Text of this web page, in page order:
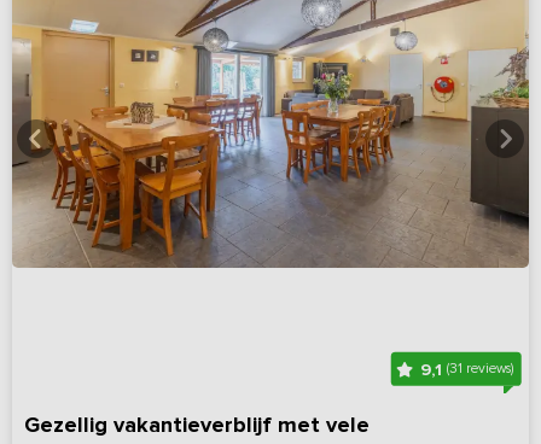
9,1(31 reviews)
Gezellig vakantieverblijf met vele